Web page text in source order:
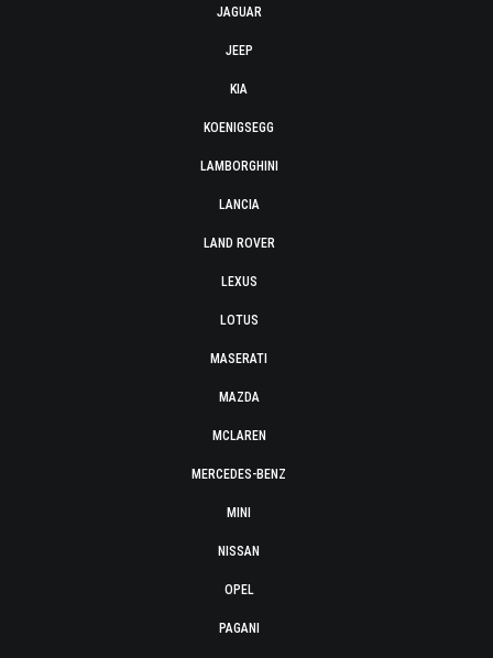
JAGUAR
JEEP
KIA
KOENIGSEGG
LAMBORGHINI
LANCIA
LAND ROVER
LEXUS
LOTUS
MASERATI
MAZDA
MCLAREN
MERCEDES-BENZ
MINI
NISSAN
OPEL
PAGANI